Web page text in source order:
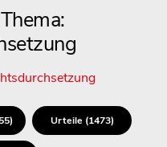
Urteile (1473)